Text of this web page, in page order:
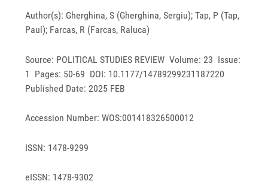
Author(s): Gherghina, S (Gherghina, Sergiu); Tap, P (Tap,
Paul); Farcas, R (Farcas, Raluca)
Source: POLITICAL STUDIES REVIEW Volume: 23 Issue:
1 Pages: 50-69 DOI: 10.1177/14789299231187220
Published Date: 2025 FEB
Accession Number: WOS:001418326500012
ISSN: 1478-9299
eISSN: 1478-9302